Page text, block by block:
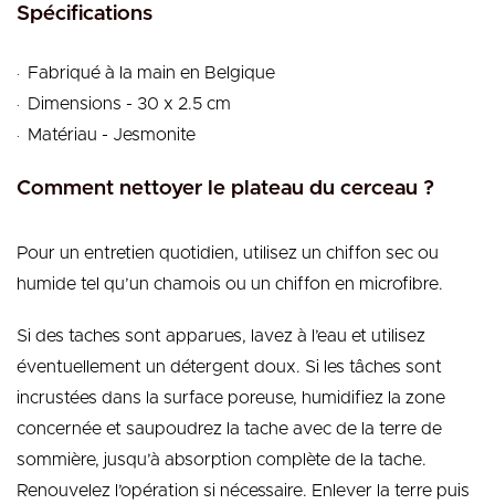
Spécifications
Fabriqué à la main en Belgique
Dimensions - 30 x 2.5 cm
Matériau - Jesmonite
Comment nettoyer le plateau du cerceau ?
Pour un entretien quotidien, utilisez un chiffon sec ou
humide tel qu’un chamois ou un chiffon en microfibre.
Si des taches sont apparues, lavez à l’eau et utilisez
éventuellement un détergent doux. Si les tâches sont
incrustées dans la surface poreuse, humidifiez la zone
concernée et saupoudrez la tache avec de la terre de
sommière, jusqu’à absorption complète de la tache.
Renouvelez l’opération si nécessaire. Enlever la terre puis